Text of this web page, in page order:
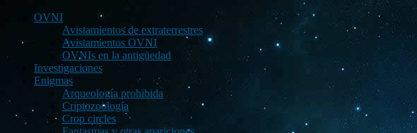
OVNI
Avistamientos de extraterrestres
Avistamientos OVNI
OVNIs en la antigüedad
Investigaciones
Enigmas
Arqueología prohibida
Criptozoología
Crop circles